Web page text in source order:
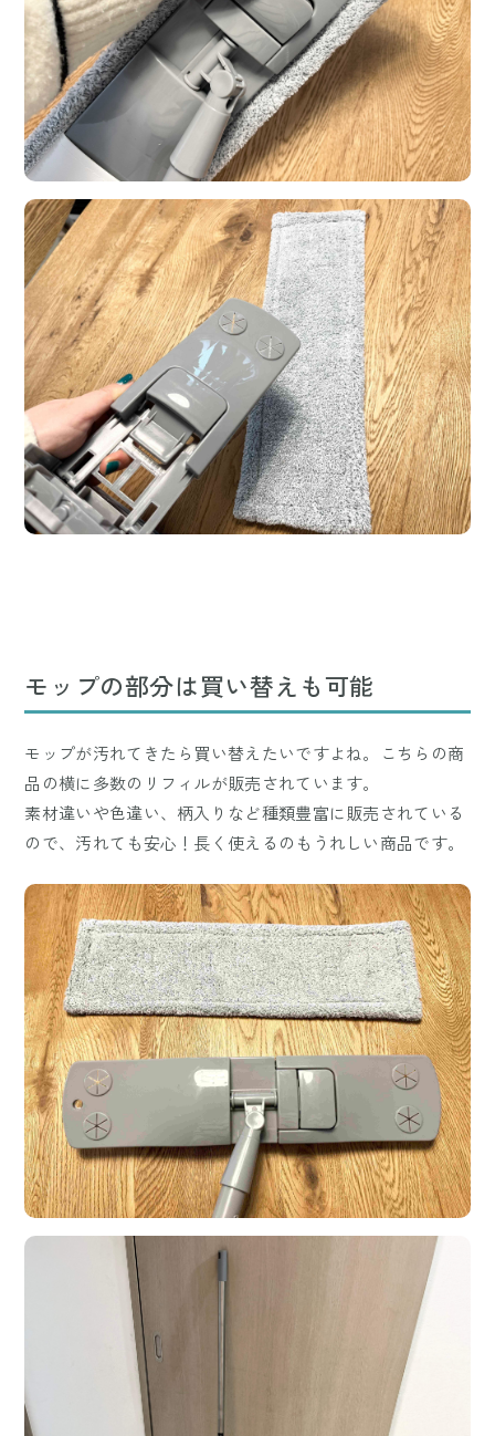
モップの部分は買い替えも可能
モップが汚れてきたら買い替えたいですよね。こちらの商
品の横に多数のリフィルが販売されています。
素材違いや色違い、柄入りなど種類豊富に販売されている
ので、汚れても安心！長く使えるのもうれしい商品です。